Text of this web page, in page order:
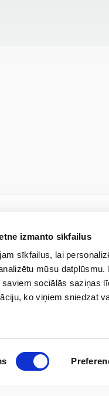
izmanto sīkfailus
sīkfailus, lai
mūsu
saviem sociālās saziņas
ko viņiem sniedzat
Piesakies
aktuālās ziņas un informāciju,
informāciju par mūsu veikto